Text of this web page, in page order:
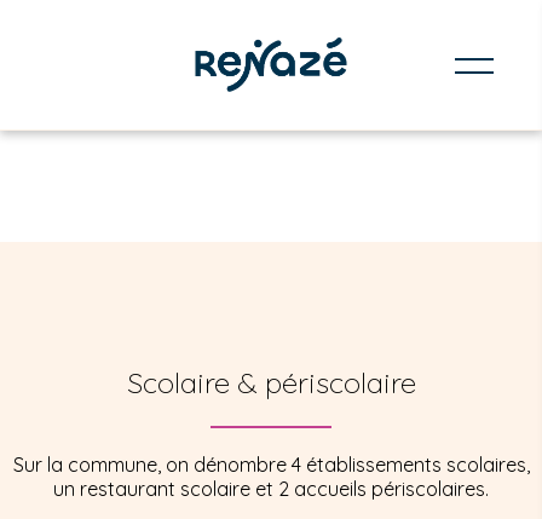
Scolaire & périscolaire
Sur la commune, on dénombre 4 établissements scolaires,
un restaurant scolaire et 2 accueils périscolaires.